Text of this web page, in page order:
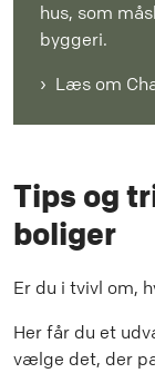
hus, som
byggeri.
Læs om
Tips og
boliger
Er du i tvivl om,
Her får du et
vælge det, der